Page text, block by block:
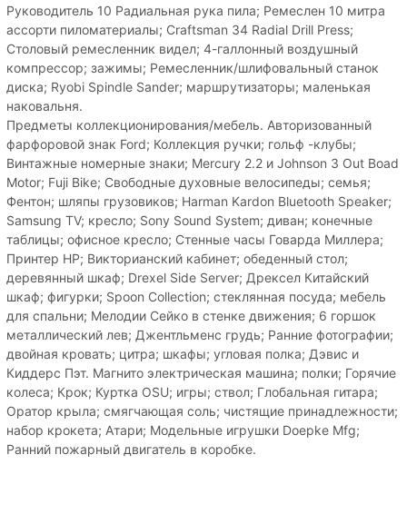
Руководитель 10 Радиальная рука пила; Ремеслен 10 митра
ассорти пиломатериалы; Craftsman 34 Radial Drill Press;
Столовый ремесленник видел; 4-галлонный воздушный
компрессор; зажимы; Ремесленник/шлифовальный станок
диска; Ryobi Spindle Sander; маршрутизаторы; маленькая
наковальня.
Предметы коллекционирования/мебель. Авторизованный
фарфоровой знак Ford; Коллекция ручки; гольф -клубы;
Винтажные номерные знаки; Mercury 2.2 и Johnson 3 Out Boad
Motor; Fuji Bike; Свободные духовные велосипеды; семья;
Фентон; шляпы грузовиков; Harman Kardon Bluetooth Speaker;
Samsung TV; кресло; Sony Sound System; диван; конечные
таблицы; офисное кресло; Стенные часы Говарда Миллера;
Принтер HP; Викторианский кабинет; обеденный стол;
деревянный шкаф; Drexel Side Server; Дрексел Китайский
шкаф; фигурки; Spoon Collection; стеклянная посуда; мебель
для спальни; Мелодии Сейко в стенке движения; 6 горшок
металлический лев; Джентльменс грудь; Ранние фотографии;
двойная кровать; цитра; шкафы; угловая полка; Дэвис и
Киддерс Пэт. Магнито электрическая машина; полки; Горячие
колеса; Крок; Куртка OSU; игры; ствол; Глобальная гитара;
Оратор крыла; смягчающая соль; чистящие принадлежности;
набор крокета; Атари; Модельные игрушки Doepke Mfg;
Ранний пожарный двигатель в коробке.